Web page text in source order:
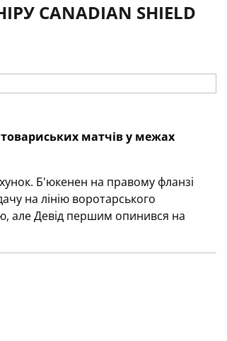
CANADIAN SHIELD
товариських матчів у межах
Б'юкенен на правому фланзі
на лінію воротарського
але Девід першим опинився на